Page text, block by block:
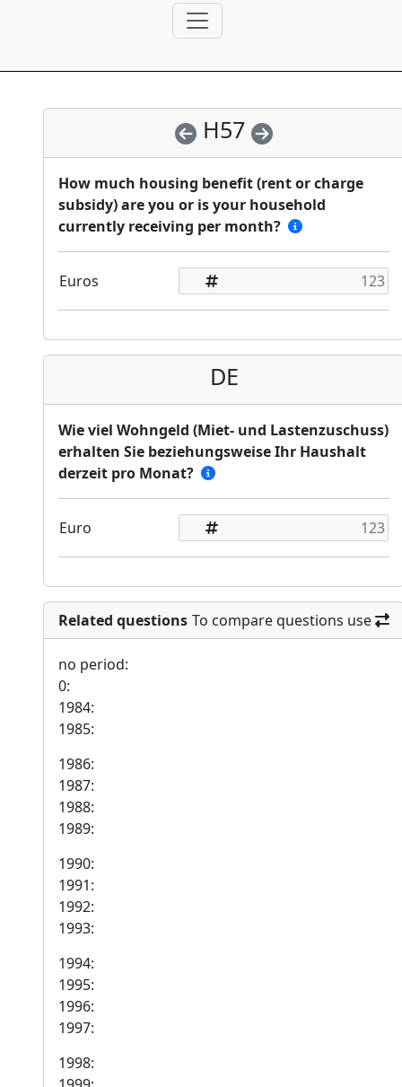
H57
How much housing benefit (rent or charge
subsidy) are you or is your household
currently receiving per month?
Euros
DE
Wie viel Wohngeld (Miet- und Lastenzuschuss)
erhalten Sie beziehungsweise Ihr Haushalt
derzeit pro Monat?
Euro
Related questions To compare questions use
no period:
0:
1984:
1985:
1986:
1987:
1988:
1989:
1990:
1991:
1992:
1993:
1994:
1995:
1996:
1997:
1998: